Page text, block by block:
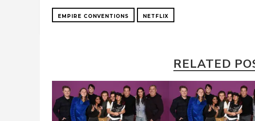
EMPIRE CONVENTIONS NETFLIX
RELATED